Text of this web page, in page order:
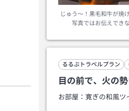
じゅう～！黒毛和牛が焼
写真ではお伝えでき
るるぶトラベルプラン
目の前で、火の
お部屋： 寛ぎの和風ツ